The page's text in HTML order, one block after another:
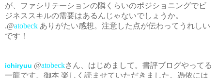
が、ファシリテーションの隣くらいのポジショニングでビ
ジネススキルの需要はあるんじゃないでしょうか。
.@atobeck ありがたい感想。注意した点が伝わってうれしい
です！
ichiryuu @atobeckさん、はじめまして。書評ブログやってる
一龍です。御本 楽しく読ませていただきました。憑依には